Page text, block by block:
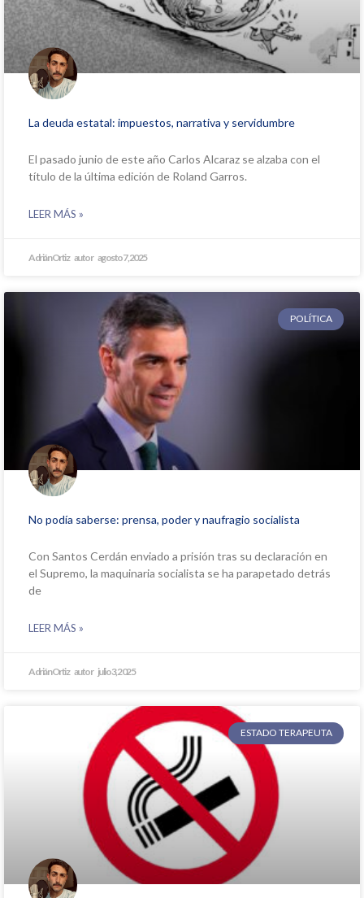
La deuda estatal: impuestos, narrativa y servidumbre
El pasado junio de este año Carlos Alcaraz se alzaba con el
título de la última edición de Roland Garros.
LEER MÁS »
Adrián Ortiz agosto 7, 2025
POLÍTICA
No podía saberse: prensa, poder y naufragio socialista
Con Santos Cerdán enviado a prisión tras su declaración en
el Supremo, la maquinaria socialista se ha parapetado detrás
de
LEER MÁS »
Adrián Ortiz julio 3, 2025
ESTADO TERAPEUTA